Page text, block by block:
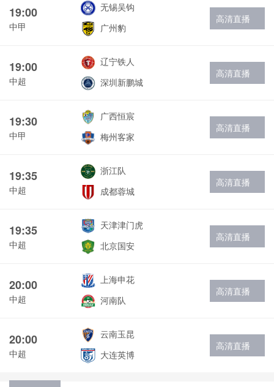
19:00
中甲
无锡吴钩
广州豹
高清直播
19:00
中超
辽宁铁人
深圳新鹏城
高清直播
19:30
中甲
广西恒宸
梅州客家
高清直播
19:35
中超
浙江队
成都蓉城
高清直播
19:35
中超
天津津门虎
北京国安
高清直播
20:00
中超
上海申花
河南队
高清直播
20:00
中超
云南玉昆
大连英博
高清直播